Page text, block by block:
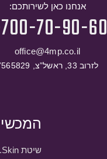
אנחנו כאן לשירותכם:
70-90-60
office@4mp.co.il
לזרוב 33, ראשל”צ, 7565829
שיטת Dr.Skin